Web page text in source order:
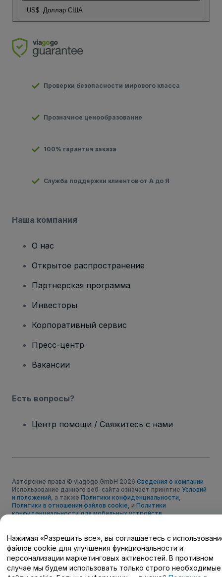
US$ Доллар США
Проверки безопасности мирового класса
Прозначное ценообразование
100% гарантия заказа
Служба поддержки клиентов от А до Я
Наша компания
О нас
Открытое распространение
Партнерская программа
Инвесторы
Корпоративный сервис
Пресс-центр
Вакансии
Есть вопросы?
Центр помощи / Свяжитесь с нами
Авторские права © viagogo GmbH 2026 Сведения о компании
Использование данного веб-сайта означает принятие Условий
и положений , а также Политики конфиденциальности
Политики в отношении файлов cookie , и Политики
конфиденциальности для мобильных устройств
Нажимая «Разрешить все», вы соглашаетесь с
файлов cookie для улучшения функциональности и
персонализации маркетинговых активностей. В противном
случае мы будем использовать только строго необходимые